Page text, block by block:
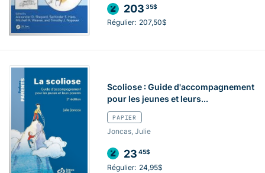
203 35$
Régulier: 207,50$
Scoliose : Guide d'accompagnement
pour les jeunes et leurs...
PAPIER
Joncas, Julie
23 45$
Régulier: 24,95$